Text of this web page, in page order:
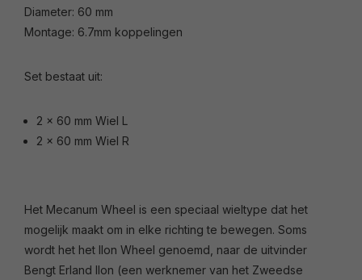
Diameter: 60 mm
Montage: 6.7mm koppelingen
Set bestaat uit:
2 x 60 mm Wiel L
2 x 60 mm Wiel R
Het Mecanum Wheel is een speciaal wieltype dat het
mogelijk maakt om in elke richting te bewegen. Soms
wordt het het Ilon Wheel genoemd, naar de uitvinder
Bengt Erland Ilon (een werknemer van het Zweedse